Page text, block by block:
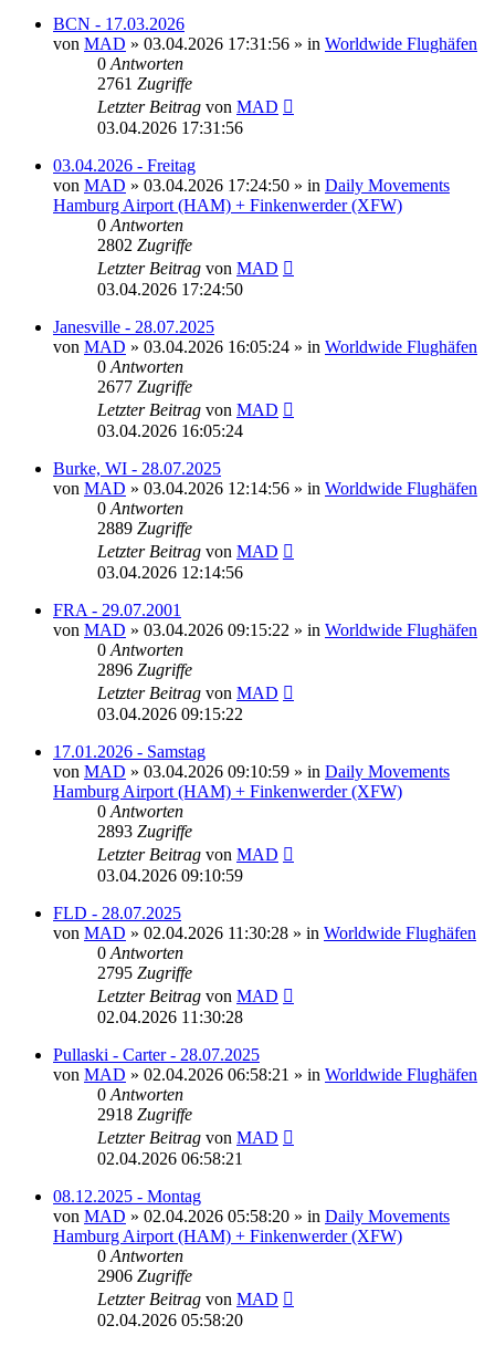
BCN - 17.03.2026
von MAD » 03.04.2026 17:31:56 » in Worldwide Flughäfen
0 Antworten
2761 Zugriffe
Letzter Beitrag von MAD
03.04.2026 17:31:56
03.04.2026 - Freitag
von MAD » 03.04.2026 17:24:50 » in Daily Movements
Hamburg Airport (HAM) + Finkenwerder (XFW)
0 Antworten
2802 Zugriffe
Letzter Beitrag von MAD
03.04.2026 17:24:50
Janesville - 28.07.2025
von MAD » 03.04.2026 16:05:24 » in Worldwide Flughäfen
0 Antworten
2677 Zugriffe
Letzter Beitrag von MAD
03.04.2026 16:05:24
Burke, WI - 28.07.2025
von MAD » 03.04.2026 12:14:56 » in Worldwide Flughäfen
0 Antworten
2889 Zugriffe
Letzter Beitrag von MAD
03.04.2026 12:14:56
FRA - 29.07.2001
von MAD » 03.04.2026 09:15:22 » in Worldwide Flughäfen
0 Antworten
2896 Zugriffe
Letzter Beitrag von MAD
03.04.2026 09:15:22
17.01.2026 - Samstag
von MAD » 03.04.2026 09:10:59 » in Daily Movements
Hamburg Airport (HAM) + Finkenwerder (XFW)
0 Antworten
2893 Zugriffe
Letzter Beitrag von MAD
03.04.2026 09:10:59
FLD - 28.07.2025
von MAD » 02.04.2026 11:30:28 » in Worldwide Flughäfen
0 Antworten
2795 Zugriffe
Letzter Beitrag von MAD
02.04.2026 11:30:28
Pullaski - Carter - 28.07.2025
von MAD » 02.04.2026 06:58:21 » in Worldwide Flughäfen
0 Antworten
2918 Zugriffe
Letzter Beitrag von MAD
02.04.2026 06:58:21
08.12.2025 - Montag
von MAD » 02.04.2026 05:58:20 » in Daily Movements
Hamburg Airport (HAM) + Finkenwerder (XFW)
0 Antworten
2906 Zugriffe
Letzter Beitrag von MAD
02.04.2026 05:58:20